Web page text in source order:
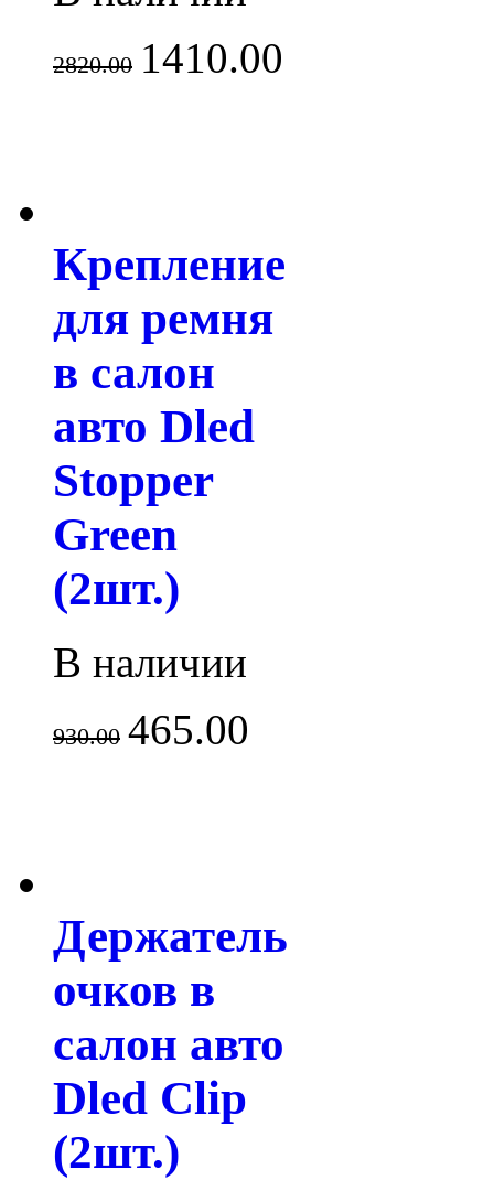
2820.00 1410.00
Крепление
для ремня
в салон
авто Dled
Stopper
Green
(2шт.)
В наличии
930.00 465.00
Держатель
очков в
салон авто
Dled Clip
(2шт.)